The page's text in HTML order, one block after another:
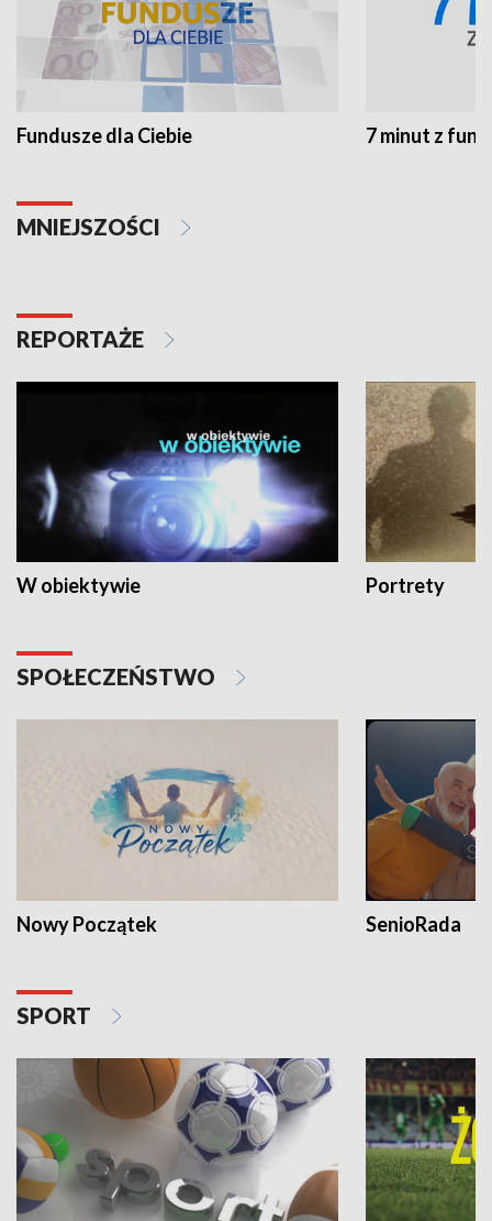
Fundusze dla Ciebie 7 minut z
MNIEJSZOŚCI
REPORTAŻE
W obiektywie Portrety
SPOŁECZEŃSTWO
Nowy Początek SenioRada
SPORT